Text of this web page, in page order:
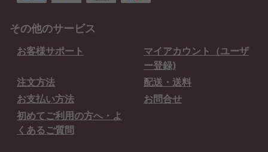
その他のサービス
お客様サポート
マイアカウント（ユーザ
ー登録)
注文方法
配送・送料
お支払い方法
お問合せ
初めてご利用の方へ・よ
くあるご質問